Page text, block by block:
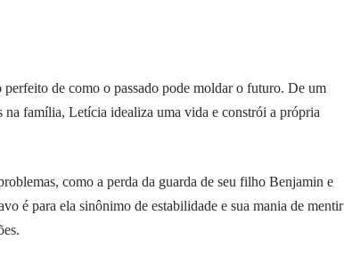
de como o passado pode moldar o futuro. De um
família, Letícia idealiza uma vida e constrói a própria
como a perda da guarda de seu filho Benjamin e
é para ela sinônimo de estabilidade e sua mania de mentir